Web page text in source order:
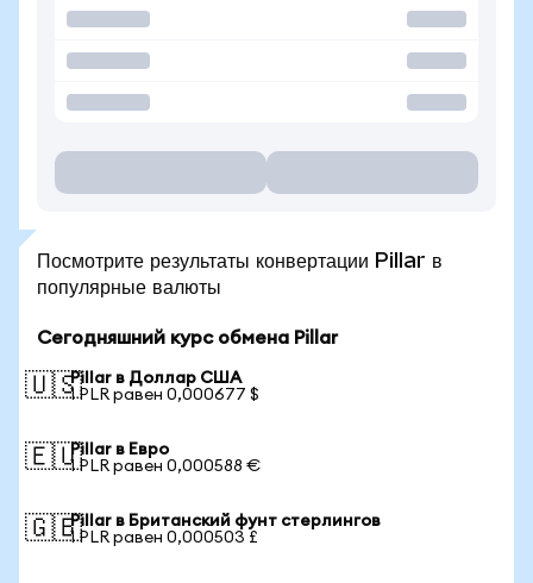
Посмотрите результаты конвертации Pillar в
популярные валюты
Сегодняшний курс обмена Pillar
🇺🇸Pillar в Доллар США
1 PLR равен 0,000677 $
🇪🇺Pillar в Евро
1 PLR равен 0,000588 €
🇬🇧Pillar в Британский фунт стерлингов
1 PLR равен 0,000503 £